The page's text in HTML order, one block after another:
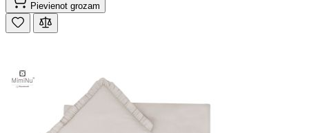
Pievienot grozam